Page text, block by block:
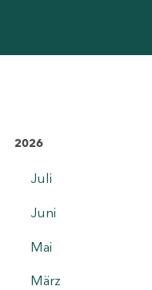
2026
Juli
Juni
Mai
März